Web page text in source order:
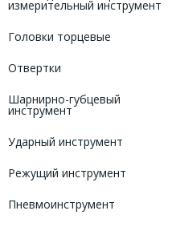
измерительный инструмент
Головки торцевые
Отвертки
Шарнирно-губцевый
инструмент
Ударный инструмент
Режущий инструмент
Пневмоинструмент